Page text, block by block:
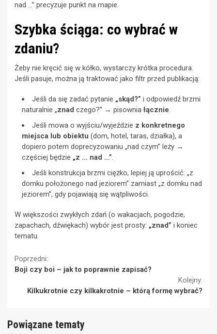
nad …” precyzuje punkt na mapie.
Szybka ściąga: co wybrać w
zdaniu?
Żeby nie kręcić się w kółko, wystarczy krótka procedura.
Jeśli pasuje, można ją traktować jako filtr przed publikacją:
Jeśli da się zadać pytanie „skąd?” i odpowiedź brzmi
naturalnie „znad czego?” → pisownia łącznie.
Jeśli mowa o wyjściu/wyjeździe z konkretnego
miejsca lub obiektu (dom, hotel, taras, działka), a
dopiero potem doprecyzowaniu „nad czym” leży →
częściej będzie „z … nad …”.
Jeśli konstrukcja brzmi ciężko, lepiej ją uprościć: „z
domku położonego nad jeziorem” zamiast „z domku nad
jeziorem”, gdy pojawiają się wątpliwości.
W większości zwykłych zdań (o wakacjach, pogodzie,
zapachach, dźwiękach) wybór jest prosty: „znad” i koniec
tematu.
Continue
Poprzedni:
Boji czy boi – jak to poprawnie zapisać?
Kolejny:
Kilkukrotnie czy kilkakrotnie – którą formę wybrać?
Powiązane tematy